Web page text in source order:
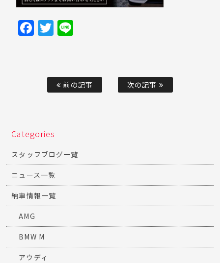
Facebook
Twitter
前の記事 次の記事
Categories
スタッフブログ一覧
ニュース一覧
納車情報一覧
AMG
BMW M
アウディ